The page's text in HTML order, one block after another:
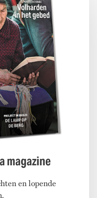
magazine
en lopende